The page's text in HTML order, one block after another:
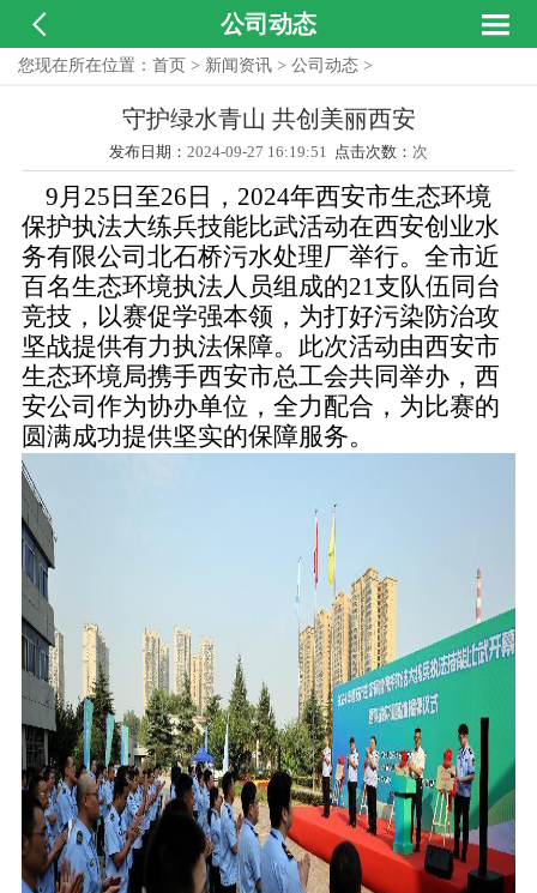
 公司动态 
您现在所在位置： 首页 > 新闻资讯 > 公司动态 >
守护绿水青山 共创美丽西安
发布日期： 2024-09-27 16:19:51 点击次数： 次
9月25日至26日，2024年西安市生态环境
保护执法大练兵技能比武活动在西安创业水
务有限公司北石桥污水处理厂举行。全市近
百名生态环境执法人员组成的21支队伍同台
竞技，以赛促学强本领，为打好污染防治攻
坚战提供有力执法保障。 此次活动由西安市
生态环境局携手西安市总工会共同举办，西
安公司作为协办单位，全力配合，为比赛的
圆满成功提供坚实的保障服务。